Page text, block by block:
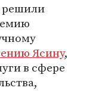
Ясину,
в сфере